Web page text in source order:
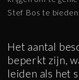
Stef Bos te
Het aantal
beperkt zijn,
leiden als het